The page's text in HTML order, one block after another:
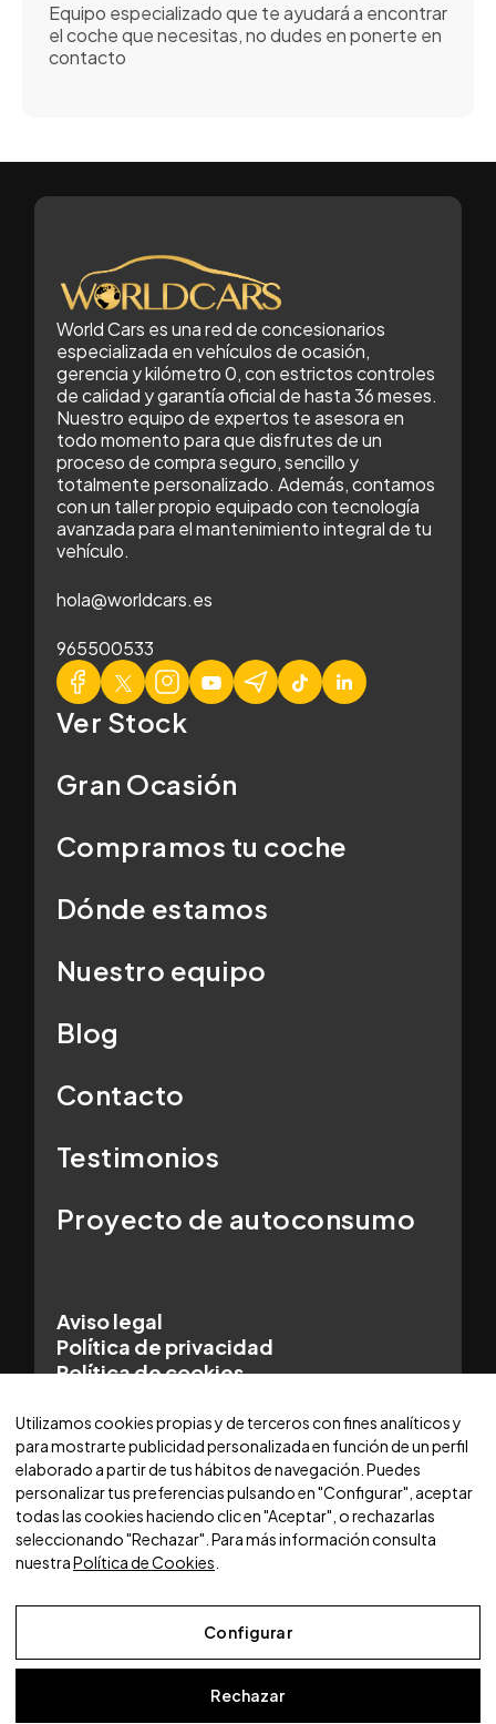
Equipo especializado que te ayudará a encontrar
el coche que necesitas, no dudes en ponerte en
contacto
World Cars es una red de concesionarios
especializada en vehículos de ocasión,
gerencia y kilómetro 0, con estrictos controles
de calidad y garantía oficial de hasta 36 meses.
Nuestro equipo de expertos te asesora en
todo momento para que disfrutes de un
proceso de compra seguro, sencillo y
totalmente personalizado. Además, contamos
con un taller propio equipado con tecnología
avanzada para el mantenimiento integral de tu
vehículo.
hola@worldcars.es
965500533
Ver Stock
Gran Ocasión
Compramos tu coche
Dónde estamos
Nuestro equipo
Blog
Contacto
Testimonios
Proyecto de autoconsumo
Aviso legal
Política de privacidad
Política de cookies
Utilizamos cookies propias y de terceros con fines analíticos y
para mostrarte publicidad personalizada en función de un perfil
elaborado a partir de tus hábitos de navegación. Puedes
personalizar tus preferencias pulsando en "Configurar", aceptar
todas las cookies haciendo clic en "Aceptar", o rechazarlas
seleccionando "Rechazar". Para más información consulta
nuestraPolítica de Cookies
Configurar
Rechazar